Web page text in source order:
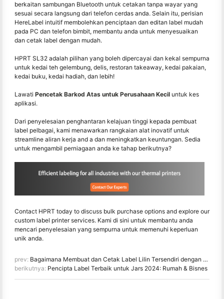
berkaitan sambungan Bluetooth untuk cetakan tanpa wayar yang
sesuai secara langsung dari telefon cerdas anda. Selain itu, perisian
HereLabel intuitif membolehkan penciptaan dan editan label mudah
pada PC dan telefon bimbit, membantu anda untuk menyesuaikan
dan cetak label dengan mudah.
HPRT SL32 adalah pilihan yang boleh dipercayai dan kekal sempurna
untuk kedai teh gelembung, delis, restoran takeaway, kedai pakaian,
kedai buku, kedai hadiah, dan lebih!
Lawati Pencetak Barkod Atas untuk Perusahaan Kecil untuk kes
aplikasi.
Dari penyelesaian penghantaran kelajuan tinggi kepada pembuat
label pelbagai, kami menawarkan rangkaian alat inovatif untuk
streamline aliran kerja and a dan meningkatkan keuntungan. Sedia
untuk mengambil perniagaan anda ke tahap berikutnya?
Contact HPRT today to discuss bulk purchase options and explore our
custom label printer services. Kami di sini untuk membantu anda
mencari penyelesaian yang sempurna untuk memenuhi keperluan
unik anda.
prev: Bagaimana Membuat dan Cetak Label Lilin Tersendiri dengan Pencetak Termal
berikutnya: Pencipta Label Terbaik untuk Jars 2024: Rumah & Bisnes